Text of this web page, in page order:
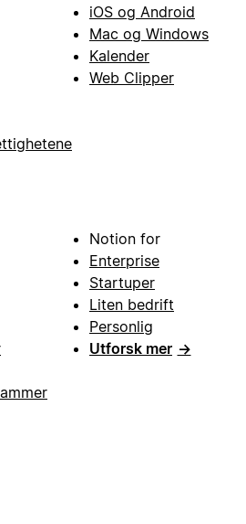
iOS og Android
Mac og Windows
Kalender
Web Clipper
Notion for
Enterprise
Startuper
Liten bedrift
Personlig
Utforsk mer →